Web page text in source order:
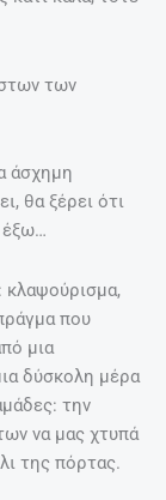
των
άσχημη
θα ξέρει ότι
έξω…
κλαψούρισμα,
που
μια
δύσκολη μέρα
την
να μας χτυπά
της πόρτας.